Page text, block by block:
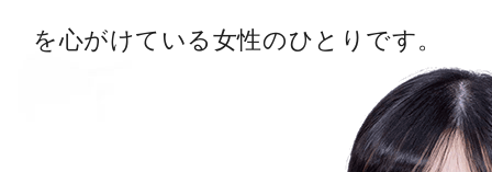
を心がけている女性のひとりです。